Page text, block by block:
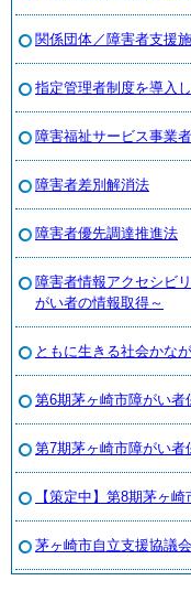
関係団体／障害者支援
指定管理者制度を導入
障害福祉サービス事業
障害者差別解消法
障害者優先調達推進法
障害者情報アクセシビ
がい者の情報取得～
ともに生きる社会かな
第6期茅ヶ崎市障がい者
第7期茅ヶ崎市障がい者
【策定中】第8期茅ヶ
茅ヶ崎市自立支援協議